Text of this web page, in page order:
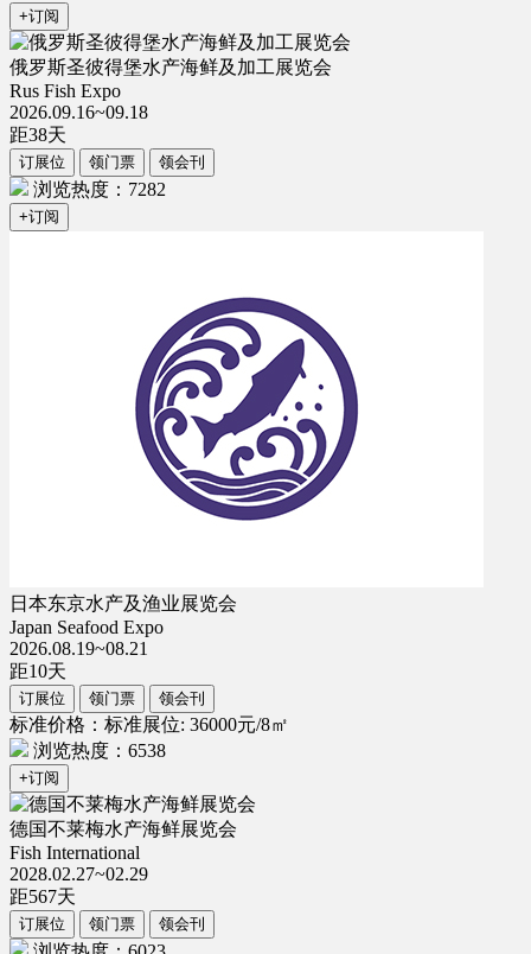
+订阅
俄罗斯圣彼得堡水产海鲜及加工展览会
Rus Fish Expo
2026.09.16~09.18
距38天
订展位 领门票 领会刊
浏览热度：7282
+订阅
日本东京水产及渔业展览会
Japan Seafood Expo
2026.08.19~08.21
距10天
订展位 领门票 领会刊
标准价格：标准展位: 36000元/8㎡
浏览热度：6538
+订阅
德国不莱梅水产海鲜展览会
Fish International
2028.02.27~02.29
距567天
订展位 领门票 领会刊